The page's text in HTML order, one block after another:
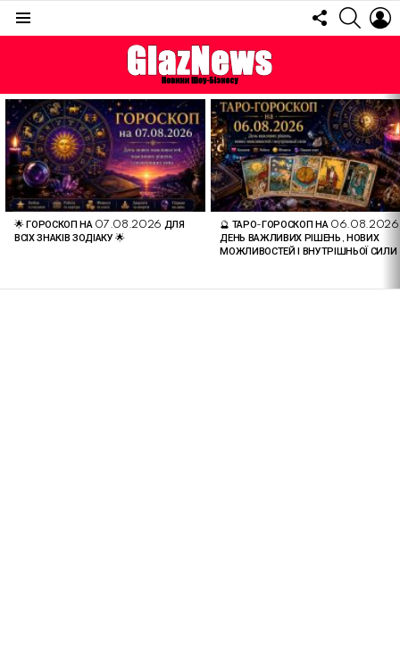
FOLLOW
US
ОСТАННІ
СТАТТІ
🌟 ГОРОСКОП НА 07.08.2026 ДЛЯ
ВСІХ ЗНАКІВ ЗОДІАКУ 🌟
🔮 ТАРО-ГОРОСКОП НА
ДЕНЬ ВАЖЛИВИХ РІШЕНЬ, НОВИХ
МОЖЛИВОСТЕЙ І ВНУТРІШНЬОЇ СИЛИ